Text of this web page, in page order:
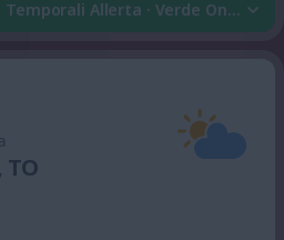
Temporali Allerta · Verde Onda Di